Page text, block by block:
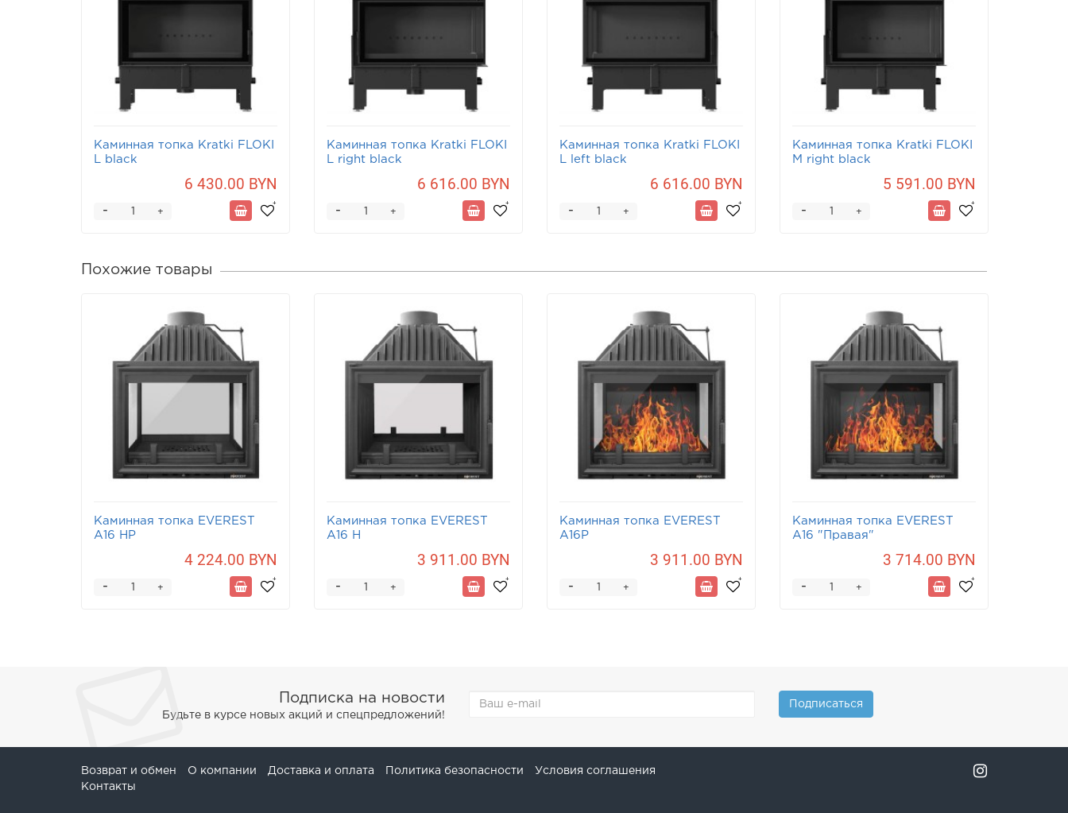
Каминная топка Kratki FLOKI
L black
6 430.00 BYN
+
-
Каминная топка Kratki FLOKI
L right black
6 616.00 BYN
+
-
Каминная топка Kratki FLOKI
L left black
6 616.00 BYN
+
-
Каминная топка Kratki FLOKI
M right black
5 591.00 BYN
+
-
Похожие товары
Каминная топка EVEREST
A16 НP
4 224.00 BYN
+
-
Каминная топка EVEREST
A16 Н
3 911.00 BYN
+
-
Каминная топка EVEREST
A16P
3 911.00 BYN
+
-
Каминная топка EVEREST
A16 "Правая"
3 714.00 BYN
+
-
Подписка на новости
Будьте в курсе новых акций и спецпредложений!
Подписаться
Возврат и обмен О компании Доставка и оплата Политика безопасности
Условия соглашения
Контакты